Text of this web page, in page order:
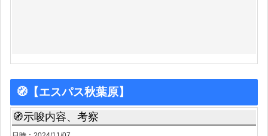
🧭【エスパス秋葉原】
🧭示唆内容、考察